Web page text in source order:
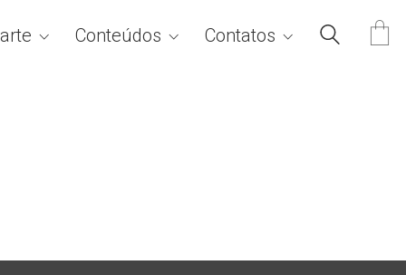
Conteúdos Contatos